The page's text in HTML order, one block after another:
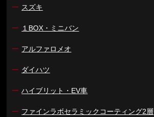
ー スズキ
ー １BOX・ミニバン
ー アルファロメオ
ー ダイハツ
ー ハイブリット・EV車
ー ファインラボセラミックコーティング2層